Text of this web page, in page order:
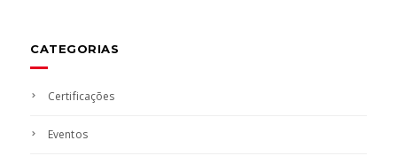
CATEGORIAS
Certificações
Eventos